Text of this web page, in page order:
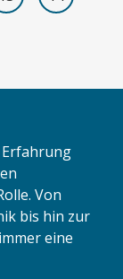
Erfahrung
Von
bis hin zur
eine